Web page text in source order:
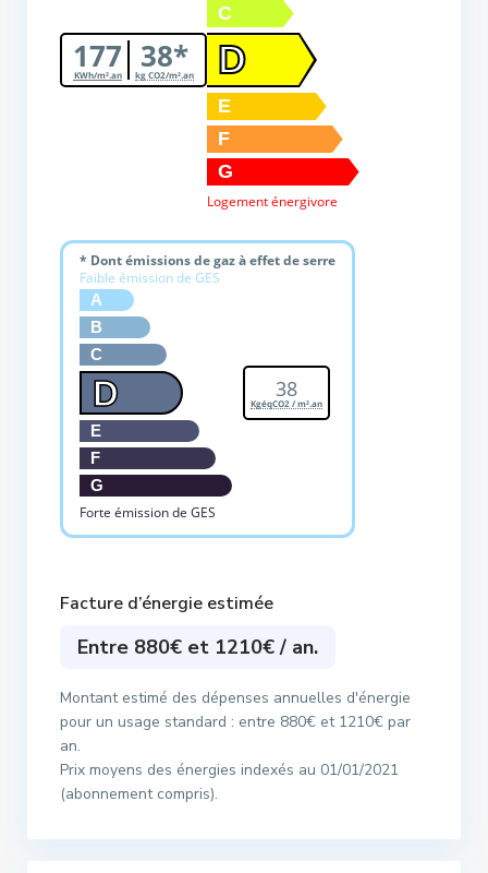
177
KWh/m².an 38*
kg CO2/m².an
C
D
E
F
G
Logement énergivore
* Dont émissions de gaz à effet de serre
Faible émission de GES
A
B
C
D
E
F
G
Forte émission de GES
38
KgéqCO2 / m².an
Facture d’énergie estimée
Entre 880€ et 1210€ / an.
Montant estimé des dépenses annuelles d'énergie
pour un usage standard : entre 880€ et 1210€ par
an.
Prix moyens des énergies indexés au 01/01/2021
(abonnement compris).